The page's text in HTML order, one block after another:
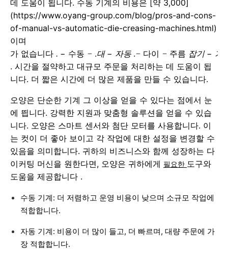
데 도움이 됩니다. 수동 기계의 비용은 [약 3,000]
(https://www.oyang-group.com/blog/pros-and-cons-
of-manual-vs-automatic-die-creasing-machines.html)
이며
모
가 없습니다 . − 수동 − .대 − 자동 .− 다이 − 주름 잡기 − 기
. 시간을 절약하고 대규모 주문을 처리하는 데 도움이 됩
니다. 더 짧은 시간에 더 많은 제품을 만들 수 있습니다.
오양은 단순한 기계 그 이상을 얻을 수 있다는 점에서 눈
에 띕니다. 강력한 지원과 맞춤형 솔루션을 얻을 수 있습
니다. 오양은 스마트 센서와 첨단 모터를 사용합니다. 이
는 컷이 더 좋아 보이고 각 작업에 대한 설정을 변경할 수
있음을 의미합니다. 귀하의 비즈니스와 함께 성장하는 다
이커팅 머신을 원한다면, 오양은 귀하에게 필요한 도구와
도움을 제공합니다 .
수동 기계: 더 저렴하고 운영 비용이 낮으며 소규모 작업에
적합합니다.
자동 기계: 비용이 더 많이 들고, 더 빠르며, 대량 주문에 가
장 적합합니다.